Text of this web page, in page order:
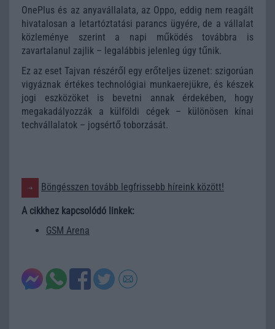
OnePlus és az anyavállalata, az Oppo, eddig nem reagált
hivatalosan a letartóztatási parancs ügyére, de a vállalat
közleménye szerint a napi működés továbbra is
zavartalanul zajlik – legalábbis jelenleg úgy tűnik.
Ez az eset Tajvan részéről egy erőteljes üzenet: szigorúan
vigyáznak értékes technológiai munkaerejükre, és készek
jogi eszközöket is bevetni annak érdekében, hogy
megakadályozzák a külföldi cégek – különösen kínai
techvállalatok – jogsértő toborzását.
Böngésszen tovább legfrissebb híreink között!
A cikkhez kapcsolódó linkek:
GSM Arena